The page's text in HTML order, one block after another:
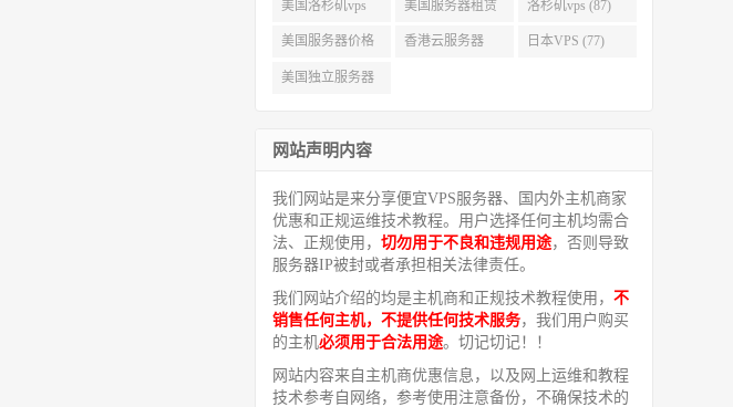
美国洛杉矶vps
(94)
美国服务器租赁
(91)
洛杉矶vps (87)
美国服务器价格
(82)
香港云服务器 日本VPS (77)
美国独立服务器
网站声明内容
我们网站是来分享便宜VPS服务器、国内外主机商家
优惠和正规运维技术教程。用户选择任何主机均需合
法、正规使用， 切勿用于不良和违规用途，否则导致
服务器IP被封或者承担相关法律责任。
我们网站介绍的均是主机商和正规技术教程使用， 不
销售任何主机，不提供任何技术服务，我们用户购买
的主机必须用于合法用途。切记切记！！
网站内容来自主机商优惠信息，以及网上运维和教程
技术参考自网络，参考使用注意备份，不确保技术的